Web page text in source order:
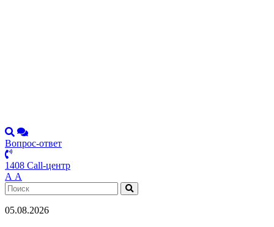
Вопрос-ответ
1408 Call-центр
А А
05.08.2026